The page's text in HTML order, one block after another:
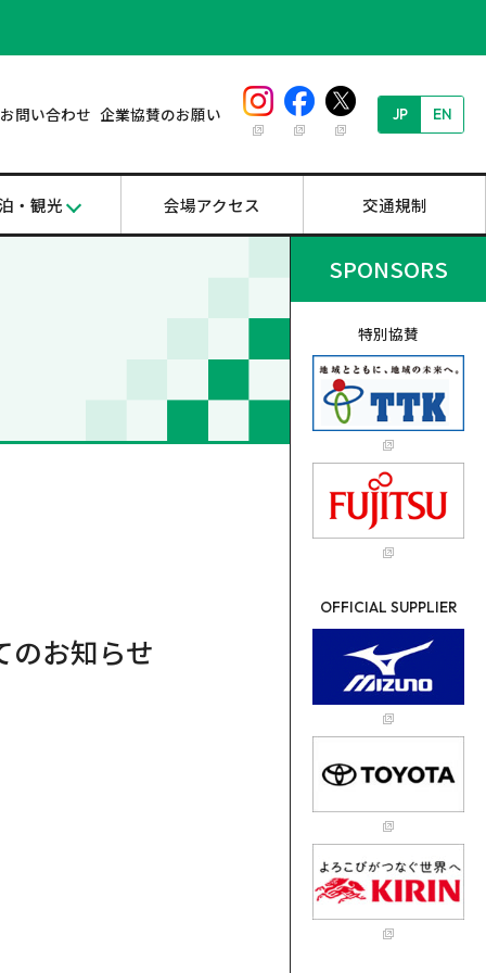
お問い合わせ 企業協賛のお願い JP EN
・観光 会場アクセス 交通規制
のお知らせ
SPONSORS
特別協賛
OFFICIAL SUPPLIER